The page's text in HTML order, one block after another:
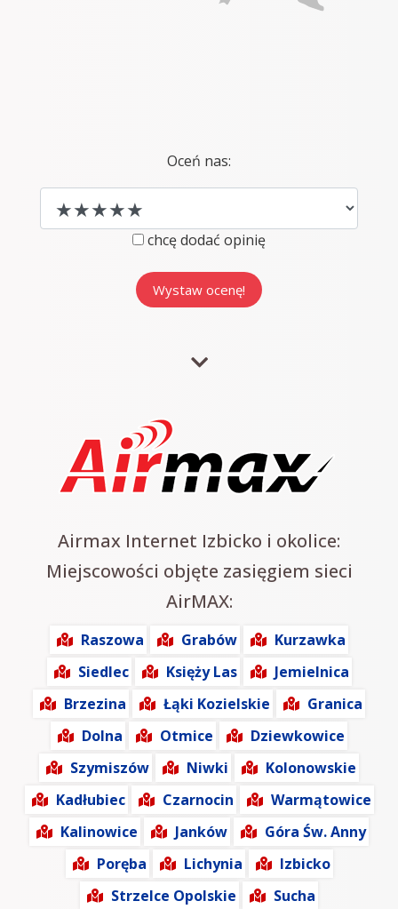
Oceń nas:
chcę dodać opinię
Airmax Internet Izbicko i okolice:
Miejscowości objęte zasięgiem sieci
AirMAX:
Raszowa Grabów
Kurzawka
Siedlec
Księży Las
Jemielnica
Brzezina
Łąki Kozielskie
Granica
Dolna
Otmice
Dziewkowice
Szymiszów
Niwki
Kolonowskie
Kadłubiec
Czarnocin
Warmątowice
Kalinowice
Janków
Góra Św. Anny
Poręba
Lichynia
Izbicko
Strzelce Opolskie
Sucha